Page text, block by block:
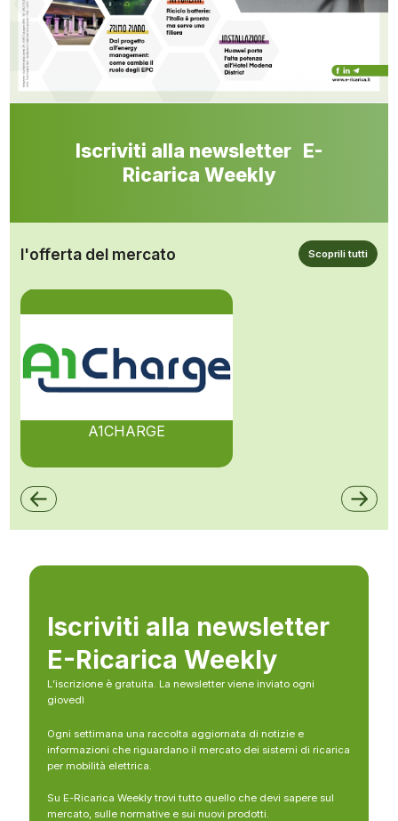
Iscriviti alla newsletter E-
Ricarica Weekly
l'offerta del mercato Scoprili tutti
A1CHARGE
Iscriviti alla newsletter
E-Ricarica Weekly
L’iscrizione è gratuita. La newsletter viene inviato ogni
giovedì
Ogni settimana una raccolta aggiornata di notizie e
informazioni che riguardano il mercato dei sistemi di ricarica
per mobilità elettrica.
Su E-Ricarica Weekly trovi tutto quello che devi sapere sul
mercato, sulle normative e sui nuovi prodotti.